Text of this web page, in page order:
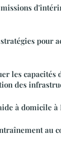
pour
les capacités
des
à domicile
au